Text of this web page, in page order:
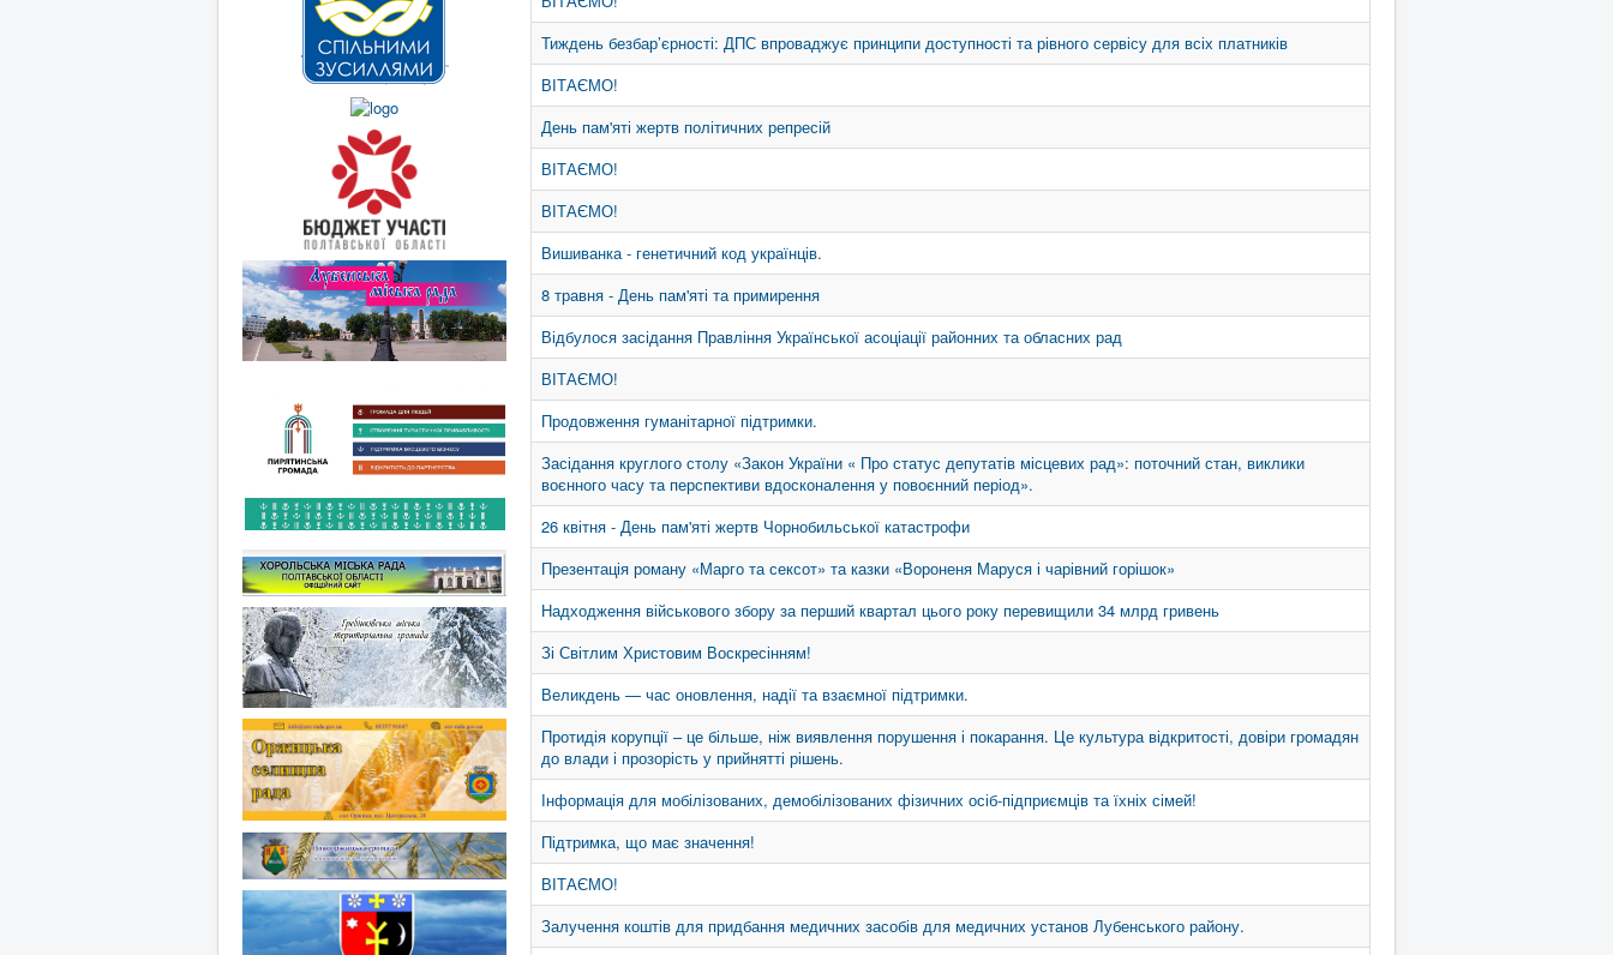
Тиждень безбар’єрності: ДПС впроваджує принципи доступності та рівного сервісу для всіх платників
ВІТАЄМО!
День пам'яті жертв політичних репресій
ВІТАЄМО!
ВІТАЄМО!
Вишиванка - генетичний код українців.
8 травня - День пам'яті та примирення
Відбулося засідання Правління Української асоціації районних та обласних рад
ВІТАЄМО!
Продовження гуманітарної підтримки.
Засідання круглого столу «Закон України « Про статус депутатів місцевих рад»: поточний стан, виклики
воєнного часу та перспективи вдосконалення у повоєнний період».
26 квітня - День пам'яті жертв Чорнобильської катастрофи
Презентація роману «Марго та сексот» та казки «Вороненя Маруся і чарівний горішок»
Надходження військового збору за перший квартал цього року перевищили 34 млрд гривень
Зі Світлим Христовим Воскресінням!
Великдень — час оновлення, надії та взаємної підтримки.
Протидія корупції – це більше, ніж виявлення порушення і покарання. Це культура відкритості, довіри громадян
до влади і прозорість у прийнятті рішень.
Інформація для мобілізованих, демобілізованих фізичних осіб-підприємців та їхніх сімей!
Підтримка, що має значення!
ВІТАЄМО!
Залучення коштів для придбання медичних засобів для медичних установ Лубенського району.